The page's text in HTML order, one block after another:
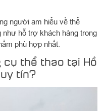
người am hiểu về thể
như hỗ trợ khách hàng trong
phù hợp nhất.
cụ thể thao tại Hồ
tín?